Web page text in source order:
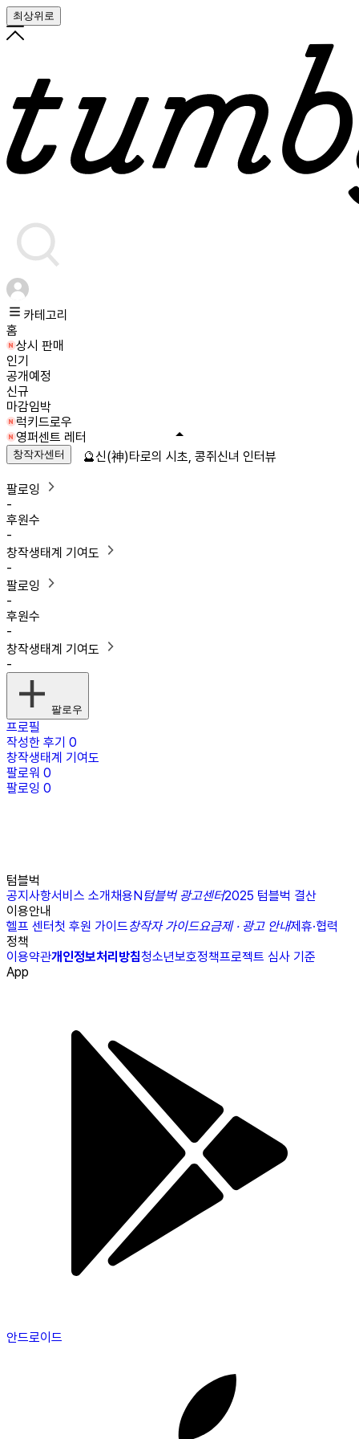
최상위로
카테고리
홈
상시 판매
인기
공개예정
신규
마감임박
럭키드로우
영퍼센트 레터
창작자센터
팔로잉
-
후원수
-
창작생태계 기여도
-
팔로잉
-
후원수
-
창작생태계 기여도
-
팔로우
프로필
작성한 후기 0
창작생태계 기여도
팔로워 0
팔로잉 0
텀블벅
공지사항서비스 소개채용N텀블벅 광고센터2025 텀블벅 결산
이용안내
헬프 센터첫 후원 가이드창작자 가이드요금제 · 광고 안내제휴·협력
정책
이용약관개인정보처리방침청소년보호정책프로젝트 심사 기준
App
안드로이드
🔮신(神)타로의 시초, 콩쥐신녀 인터뷰